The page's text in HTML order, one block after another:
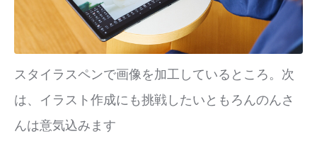
スタイラスペンで画像を加工しているところ。次
は、イラスト作成にも挑戦したいともろんのんさ
んは意気込みます